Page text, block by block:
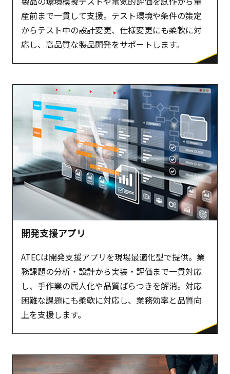
産前まで一貫して支援。テスト環境や条件の策定
からテスト中の設計変更、仕様変更にも柔軟に対
応し、高品質な製品開発をサポートします。
開発支援アプリ
ATECは開発支援アプリを現場最適化型で提供。業
務課題の分析・設計から実装・評価まで一貫対応
し、手作業の属人化や品質ばらつきを解消。対応
困難な課題にも柔軟に対応し、業務効率と品質向
上を支援します。